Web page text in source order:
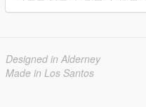
Designed in Alderney
Made in Los Santos